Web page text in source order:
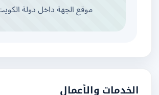
موقع الجهة داخل دولة الكويت
الخدمات والأعمال